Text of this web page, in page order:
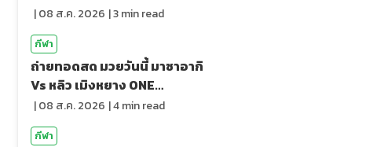
|08 ส.ค. 2026 |3min read
กีฬา
ถ่ายทอดสด มวยวันนี้ มาซาอากิ
Vs หลิว เมิงหยาง ONE
Samurai 2
|08 ส.ค. 2026 |4min read
กีฬา